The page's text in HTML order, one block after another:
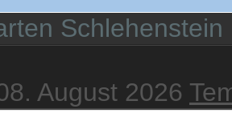
Schlehenstein
August 2026